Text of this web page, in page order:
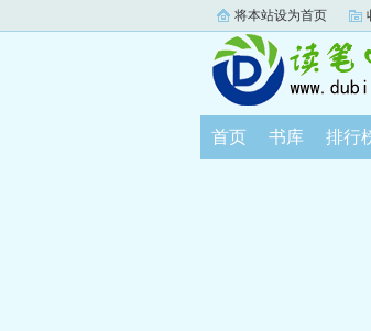
将本站设为首页
首页 书库 排行